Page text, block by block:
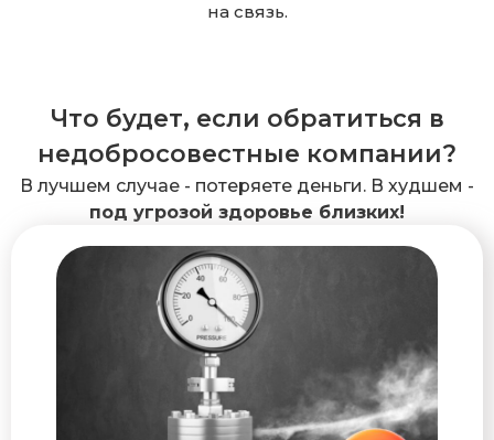
на связь.
Что будет, если обратиться в
недобросовестные компании?
В лучшем случае - потеряете деньги. В худшем -
под угрозой здоровье близких!